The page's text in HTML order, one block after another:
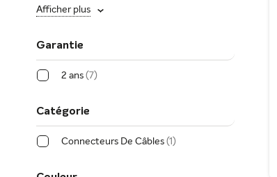
Afficher plus
Garantie
2 ans 7
Catégorie
Connecteurs De Câbles 1